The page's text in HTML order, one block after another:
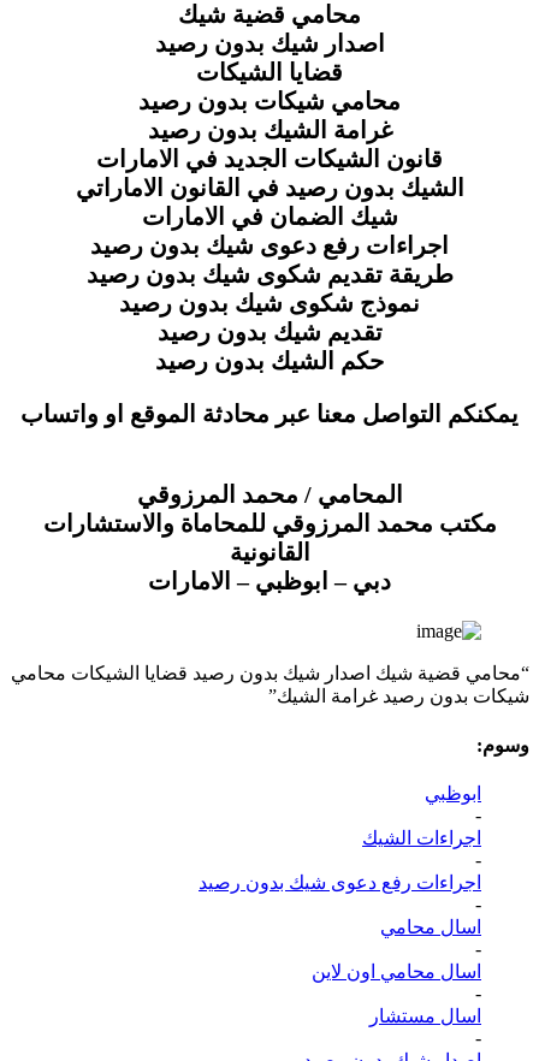
محامي قضية شيك
اصدار شيك بدون رصيد
قضايا الشيكات
محامي شيكات بدون رصيد
غرامة الشيك بدون رصيد
قانون الشيكات الجديد في الامارات
الشيك بدون رصيد في القانون الاماراتي
شيك الضمان في الامارات
اجراءات رفع دعوى شيك بدون رصيد
طريقة تقديم شكوى شيك بدون رصيد
نموذج شكوى شيك بدون رصيد
تقديم شيك بدون رصيد
حكم الشيك بدون رصيد
يمكنكم التواصل معنا عبر محادثة الموقع او واتساب
المحامي / محمد المرزوقي
مكتب محمد المرزوقي للمحاماة والاستشارات
القانونية
دبي – ابوظبي – الامارات
“محامي قضية شيك اصدار شيك بدون رصيد قضايا الشيكات محامي
شيكات بدون رصيد غرامة الشيك”
وسوم:
ابوظبي
-
اجراءات الشيك
-
اجراءات رفع دعوى شيك بدون رصيد
-
اسال محامي
-
اسال محامي اون لاين
-
اسال مستشار
-